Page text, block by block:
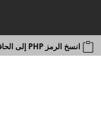
انسخ الرمز PHP إلى الحافظة